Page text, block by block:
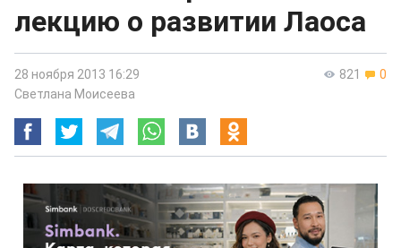
лекцию о развитии Лаоса
821 0
28 ноября 2013 16:29
Светлана Моисеева